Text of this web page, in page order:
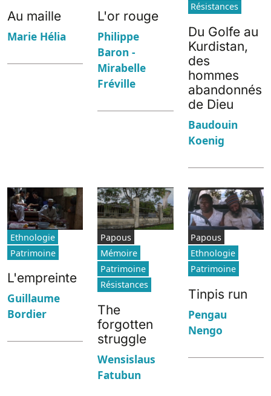
Au maille
Marie Hélia
L'or rouge
Philippe
Baron -
Mirabelle
Fréville
Résistances
Du Golfe au
Kurdistan,
des
hommes
abandonnés
de Dieu
Baudouin
Koenig
Ethnologie
Patrimoine
L'empreinte
Guillaume
Bordier
Papous
Mémoire
Patrimoine
Résistances
The
forgotten
struggle
Wensislaus
Fatubun
Papous
Ethnologie
Patrimoine
Tinpis run
Pengau
Nengo